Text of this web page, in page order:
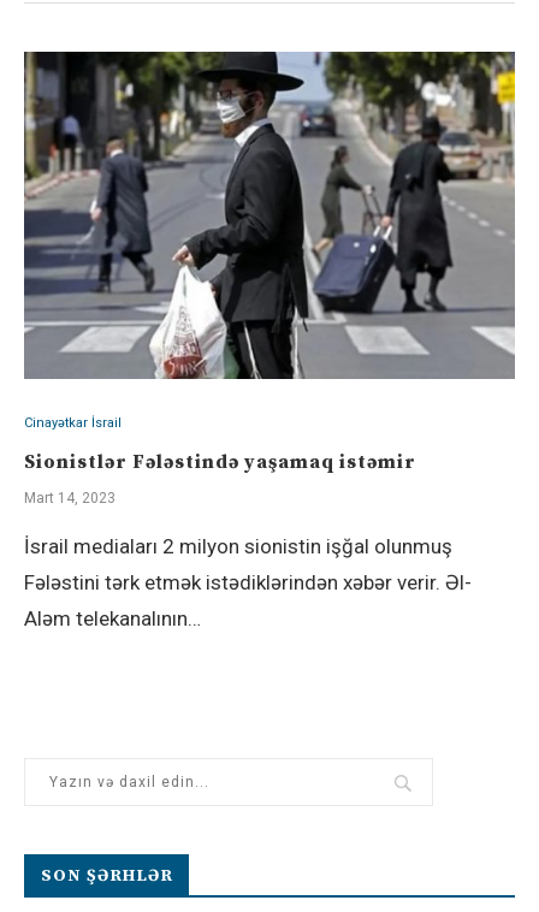
Cinayətkar İsrail
Sionistlər Fələstində yaşamaq istəmir
Mart 14, 2023
İsrail mediaları 2 milyon sionistin işğal olunmuş
Fələstini tərk etmək istədiklərindən xəbər verir. Əl-
Aləm telekanalının…
SON ŞƏRHLƏR